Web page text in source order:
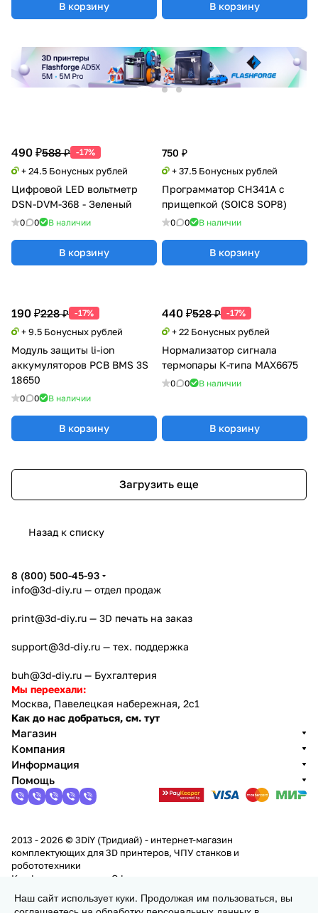
В корзину В корзину
490 ₽588 ₽ -17%
+ 24.5 Бонусных рублей
Цифровой LED вольтметр
DSN-DVM-368 - Зеленый
0 0 В наличии
В корзину
750 ₽
+ 37.5 Бонусных рублей
Программатор CH341A с
прищепкой (SOIC8 SOP8)
0 0 В наличии
В корзину
190 ₽228 ₽ -17%
+ 9.5 Бонусных рублей
Модуль защиты li-ion
аккумуляторов PCB BMS 3S
18650
0 0 В наличии
В корзину
440 ₽528 ₽ -17%
+ 22 Бонусных рублей
Нормализатор сигнала
термопары К-типа MAX6675
0 0 В наличии
В корзину
Загрузить еще
Назад к списку
8 (800) 500-45-93
info@3d-diy.ru — отдел продаж
print@3d-diy.ru — 3D печать на заказ
support@3d-diy.ru — тех. поддержка
buh@3d-diy.ru — Бухгалтерия
Мы переехали:
Москва, Павелецкая набережная, 2с1
Как до нас добраться, см. тут
Магазин
Компания
Информация
Помощь
2013 - 2026 © 3DiY (Тридиай) - интернет-магазин
комплектующих для 3D принтеров, ЧПУ станков и
робототехники
Конфиденциальность Оферта
Наш сайт использует куки. Продолжая им пользоваться, вы